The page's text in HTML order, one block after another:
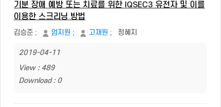
기분 장애 예방 또는 치료를 위한 IQSEC3 유전자 및 이를
이용한 스크리닝 방법
김승준 ; 엄지원 ; 고재원 ; 정혜지
2019-04-11
View : 489
Download : 0